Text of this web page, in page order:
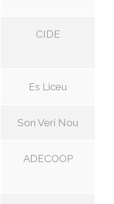
CIDE
Es Liceu
Son Verí Nou
ADECOOP